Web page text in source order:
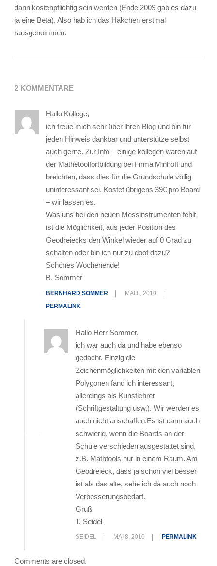
dann kostenpflichtig sein werden (Ende 2009 gab es dazu
ja eine Beta). Also hab ich das Häkchen erstmal
rausgenommen.
24
2 KOMMENTARE
Hallo Kollege,
ich freue mich sehr über ihren Blog und bin für
jeden Hinweis dankbar und unterstütze selbst
auch gerne. Zur Info – einige kollegen waren auf
der Mathetoolfortbildung bei Firma Minhoff und
breichten, dass dies für die Grundschule völlig
uninteressant sei. Kostet übrigens 39€ pro Board
– wir lassen es.
Was uns bei den neuen Messinstrumenten fehlt
ist die Möglichkeit, aus jeder Position des
Geodreiecks den Winkel wieder auf 0 Grad zu
schalten oder bin ich nur zu doof dazu?
Schönes Wochenende!
B. Sommer
BERNHARD SOMMER
MAI 8, 2010
PERMALINK
Hallo Herr Sommer,
ich war auch da und habe ebenso
gedacht. Einzig die
Zeichenmöglichkeiten mit den variablen
Polygonen fand ich interessant,
allerdings als Kunstlehrer
(Schriftgestaltung usw.). Wir werden es
auch nicht anschaffen.Es ist dann auch
schwierig, wenn die Boards an der
Schule verschieden ausgestattet sind,
z.B. Mathtools nur in einem Raum. Am
Geodreieck, dass ja schon viel besser
ist als das alte, sehe ich da auch noch
Verbesserungsbedarf.
Gruß
T. Seidel
SEIDEL MAI 8, 2010 PERMALINK
Comments are closed.